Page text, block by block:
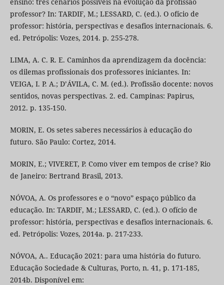
professor? In: TARDIF, M.; LESSARD, C. (ed.). O ofício de
professor: história, perspectivas e desafios internacionais. 6.
ed. Petrópolis: Vozes, 2014. p. 255-278.
LIMA, A. C. R. E. Caminhos da aprendizagem da docência:
os dilemas profissionais dos professores iniciantes. In:
VEIGA, I. P. A.; D’ÁVILA, C. M. (ed.). Profissão docente: novos
sentidos, novas perspectivas. 2. ed. Campinas: Papirus,
2012. p. 135-150.
MORIN, E. Os setes saberes necessários à educação do
futuro. São Paulo: Cortez, 2014.
MORIN, E.; VIVERET, P. Como viver em tempos de crise? Rio
de Janeiro: Bertrand Brasil, 2013.
NÓVOA, A. Os professores e o “novo” espaço público da
educação. In: TARDIF, M.; LESSARD, C. (ed.). O ofício de
professor: história, perspectivas e desafios internacionais. 6.
ed. Petrópolis: Vozes, 2014a. p. 217-233.
NÓVOA, A.. Educação 2021: para uma história do futuro.
Educação Sociedade & Culturas, Porto, n. 41, p. 171-185,
2014b. Disponível em: